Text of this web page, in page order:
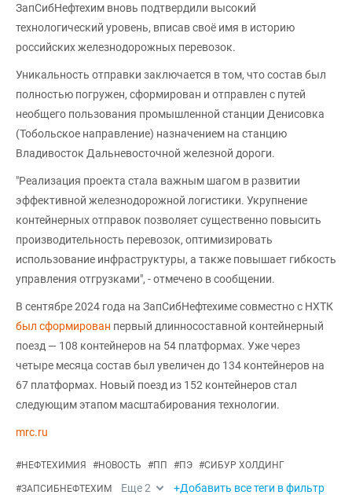
ЗапСибНефтехим вновь подтвердили высокий
технологический уровень, вписав своё имя в историю
российских железнодорожных перевозок.
Уникальность отправки заключается в том, что состав был
полностью погружен, сформирован и отправлен с путей
необщего пользования промышленной станции Денисовка
(Тобольское направление) назначением на станцию
Владивосток Дальневосточной железной дороги.
"Реализация проекта стала важным шагом в развитии
эффективной железнодорожной логистики. Укрупнение
контейнерных отправок позволяет существенно повысить
производительность перевозок, оптимизировать
использование инфраструктуры, а также повышает гибкость
управления отгрузками", - отмечено в сообщении.
В сентябре 2024 года на ЗапСибНефтехиме совместно с НХТК
был сформирован первый длинносоставной контейнерный
поезд — 108 контейнеров на 54 платформах. Уже через
четыре месяца состав был увеличен до 134 контейнеров на
67 платформах. Новый поезд из 152 контейнеров стал
следующим этапом масштабирования технологии.
mrc.ru
#НЕФТЕХИМИЯ #НОВОСТЬ #ПП #ПЭ #СИБУР ХОЛДИНГ
#ЗАПСИБНЕФТЕХИМ Еще2 +Добавить все теги в фильтр